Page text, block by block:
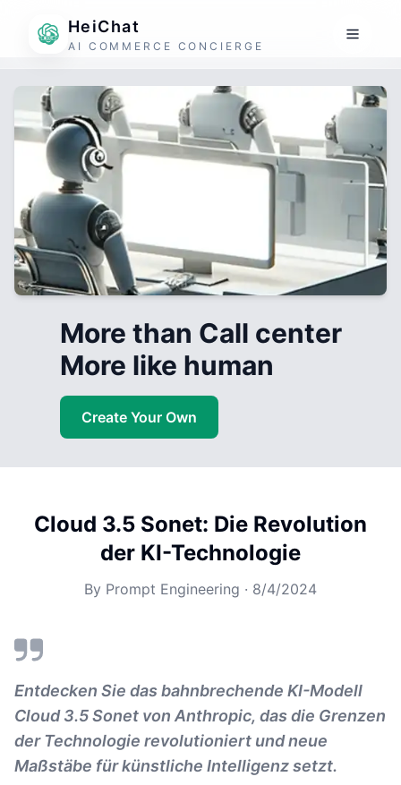
HeiChat
AI COMMERCE CONCIERGE
More than Call center
More like human
Create Your Own
Cloud 3.5 Sonet: Die Revolution
der KI-Technologie
By Prompt Engineering · 8/4/2024
Entdecken Sie das bahnbrechende KI-Modell
Cloud 3.5 Sonet von Anthropic, das die Grenzen
der Technologie revolutioniert und neue
Maßstäbe für künstliche Intelligenz setzt.